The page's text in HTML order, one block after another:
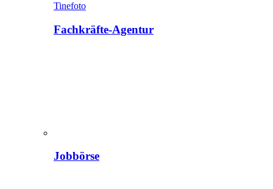
Tinefoto
Fachkräfte-Agentur
Jobbörse